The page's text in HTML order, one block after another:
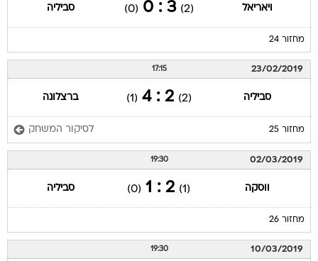
ויאריאל (2)
3 : 0
(0) סביליה
מחזור 24
23/02/2019
17:15
סביליה (2)
2 : 4
(1) ברצלונה
מחזור 25 לסיקור המשחק
02/03/2019
19:30
ווסקה (1)
2 : 1
(0) סביליה
מחזור 26
10/03/2019
19:30